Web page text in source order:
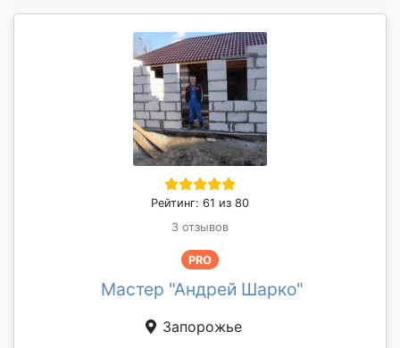
Рейтинг: 61 из 80
3 отзывов
PRO
Мастер "Андрей Шарко"
Запорожье